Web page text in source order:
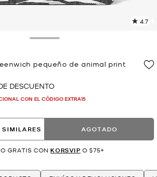
4.7
pequeño de animal print
DESCUENTO
CON EL CÓDIGO EXTRA15
SIMILARES AGOTADO
GRATIS CON KORSVIP O $75+